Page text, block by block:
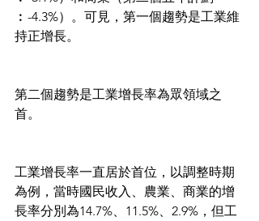
︰-4.3%）。可見，第一個趨勢是工業維
持正增長。
第二個趨勢是工業增長率為眾領域之
首。
工業增長率一直居於首位，以調整時期
為例，當時國民收入、農業、商業的增
長率分別為14.7%、11.5%、2.9%，但工